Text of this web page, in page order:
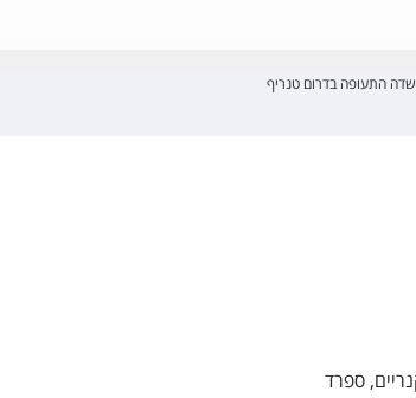
שדה התעופה בדרום טנריף